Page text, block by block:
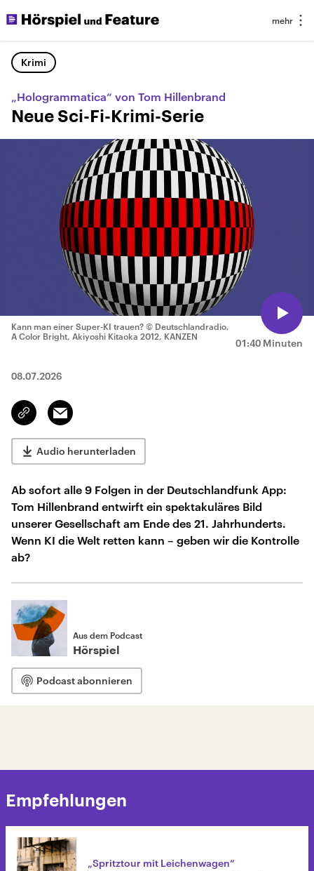
Krimi
„Hologrammatica“ von Tom Hillenbrand
Neue Sci-Fi-Krimi-Serie
01:40 Minuten
Kann man einer Super-KI trauen? © Deutschlandradio,
A Color Bright, Akiyoshi Kitaoka 2012, KANZEN
08.07.2026
Link
kopieren/teilen
Email
Audio herunterladen
Ab sofort alle 9 Folgen in der Deutschlandfunk App:
Tom Hillenbrand entwirft ein spektakuläres Bild
unserer Gesellschaft am Ende des 21. Jahrhunderts.
Wenn KI die Welt retten kann – geben wir die Kontrolle
ab?
Aus dem Podcast
Hörspiel
Podcast abonnieren
Empfehlungen
„Spritztour mit Leichenwagen“